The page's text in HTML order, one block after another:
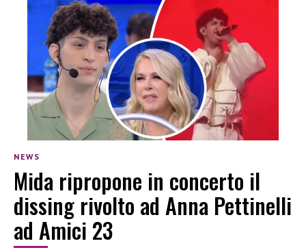
NEWS
Mida ripropone in concerto il
dissing rivolto ad Anna Pettinelli
ad Amici 23